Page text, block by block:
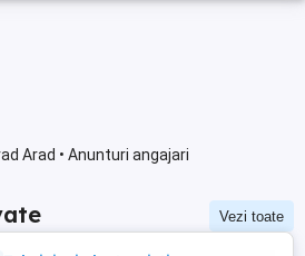
Arad • Anunturi angajari
Vezi toate